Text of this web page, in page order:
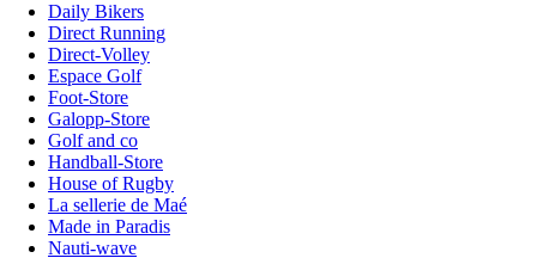
Daily Bikers
Direct Running
Direct-Volley
Espace Golf
Foot-Store
Galopp-Store
Golf and co
Handball-Store
House of Rugby
La sellerie de Maé
Made in Paradis
Nauti-wave